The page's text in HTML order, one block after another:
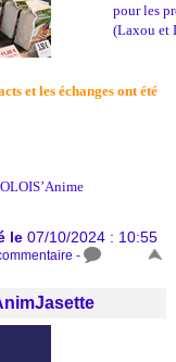
pour les
(Laxou et
et les échanges ont été
le 07/10/2024 : 10:55
-